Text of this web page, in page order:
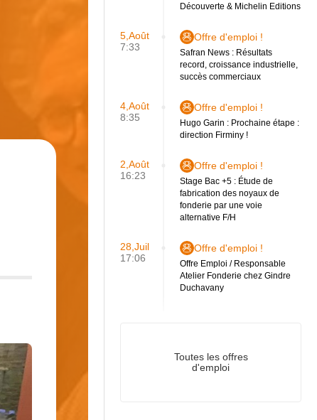
Découverte & Michelin Editions
5,Août
7:33
Offre d'emploi !
Safran News : Résultats
record, croissance industrielle,
succès commerciaux
4,Août
8:35
Offre d'emploi !
Hugo Garin : Prochaine étape :
direction Firminy !
2,Août
16:23
Offre d'emploi !
Stage Bac +5 : Étude de
fabrication des noyaux de
fonderie par une voie
alternative F/H
28,Juil
17:06
Offre d'emploi !
Offre Emploi / Responsable
Atelier Fonderie chez Gindre
Duchavany
Toutes les offres
d'emploi